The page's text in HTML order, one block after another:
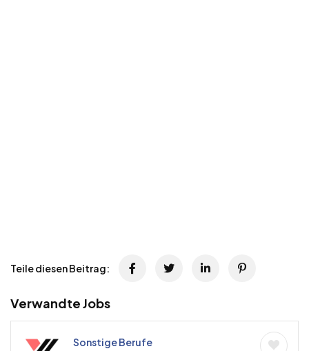
Teile diesen Beitrag:
Verwandte Jobs
Sonstige Berufe